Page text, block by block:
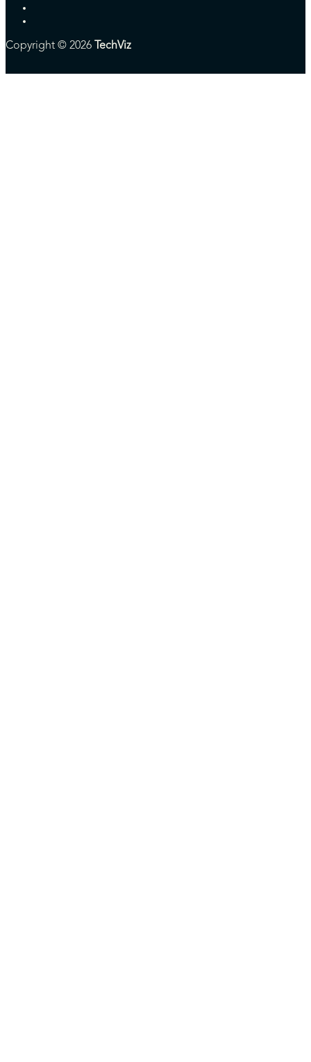
Copyright © 2026 TechViz